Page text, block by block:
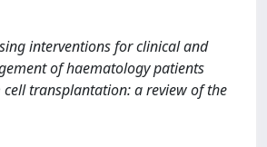
interventions for clinical and
of haematology patients
transplantation: a review of the